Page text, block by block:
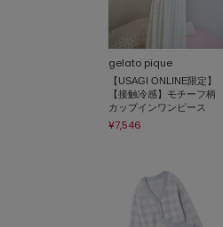
gelato pique
【USAGI ONLINE限定】
【接触冷感】モチーフ柄
カップインワンピース
¥7,546